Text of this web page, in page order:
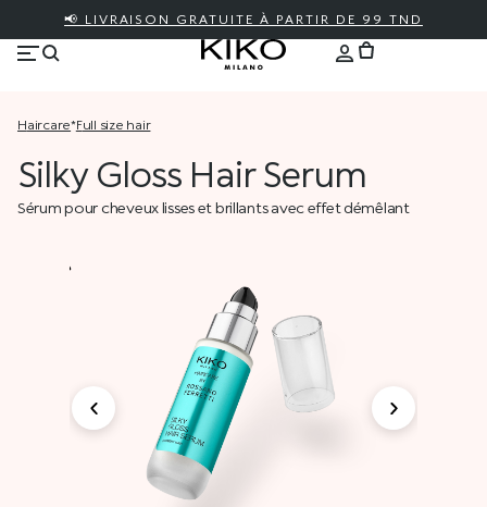
📢 LIVRAISON GRATUITE À PARTIR DE 99 TND
haircare* full size hair
Silky Gloss Hair Serum
Sérum pour cheveux lisses et brillants avec effet démêlant